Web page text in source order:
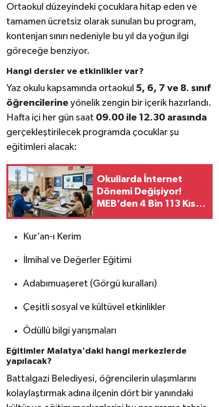
Ortaokul düzeyindeki çocuklara hitap eden ve
tamamen ücretsiz olarak sunulan bu program,
kontenjan sınırı nedeniyle bu yıl da yoğun ilgi
göreceğe benziyor.
Hangi dersler ve etkinlikler var?
Yaz okulu kapsamında ortaokul 5, 6, 7 ve 8. sınıf
öğrencilerineyönelik zengin bir içerik hazırlandı.
Hafta içi her gün saat 09.00 ile 12.30 arasında
gerçekleştirilecek programda çocuklar şu
eğitimleri alacak:
Okullarda İnternet
Dönemi Değişiyor!
MEB’den 4 Bin 113 Kısım
Kur’an-ı Kerim
İlmihal ve Değerler Eğitimi
Adabımuaşeret (Görgü kuralları)
Çeşitli sosyal ve kültüvel etkinlikler
Ödüllü bilgi yarışmaları
Eğitimler Malatya'daki hangi merkezlerde
yapılacak?
Battalgazi Belediyesi, öğrencilerin ulaşımlarını
kolaylaştırmak adına ilçenin dört bir yanındaki